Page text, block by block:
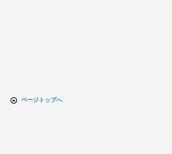
ページトップへ